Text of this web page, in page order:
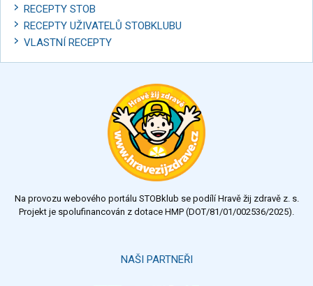
RECEPTY STOB
RECEPTY UŽIVATELŮ STOBKLUBU
VLASTNÍ RECEPTY
Na provozu webového portálu STOBklub se podílí Hravě žij zdravě z. s.
Projekt je spolufinancován z dotace HMP (DOT/81/01/002536/2025).
NAŠI PARTNEŘI